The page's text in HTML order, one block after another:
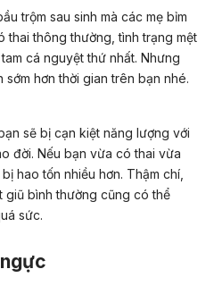
trộm sau sinh mà các mẹ bỉm
thông thường, tình trạng mệt
cá nguyệt thứ nhất. Nhưng
sớm hơn thời gian trên bạn nhé.
sẽ bị cạn kiệt năng lượng với
đời. Nếu bạn vừa có thai vừa
hao tốn nhiều hơn. Thậm chí,
giũ bình thường cũng có thể
sức.